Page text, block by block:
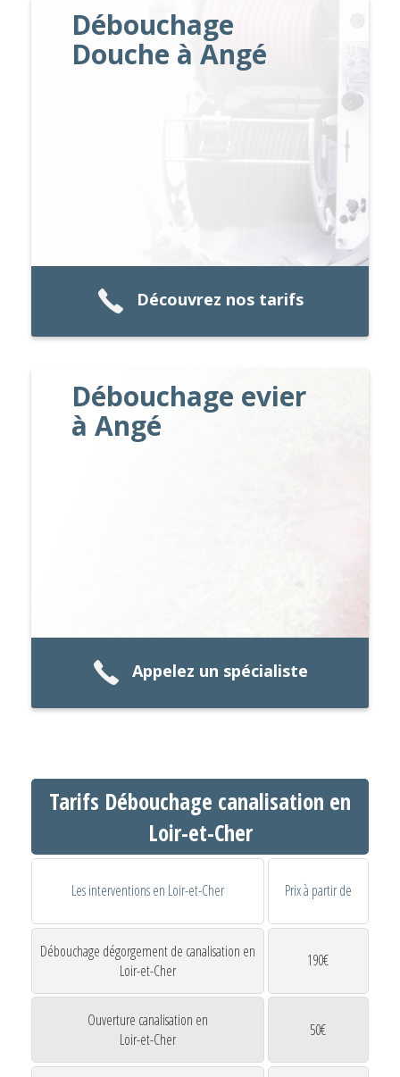
Débouchage
Douche à Angé
Découvrez nos tarifs
Débouchage evier
à Angé
Appelez un spécialiste
Tarifs Débouchage canalisation en
Loir-et-Cher
Les interventions en Loir-et-Cher Prix à partir de
Débouchage dégorgement de canalisation en
Loir-et-Cher
190€
Ouverture canalisation en
Loir-et-Cher
50€